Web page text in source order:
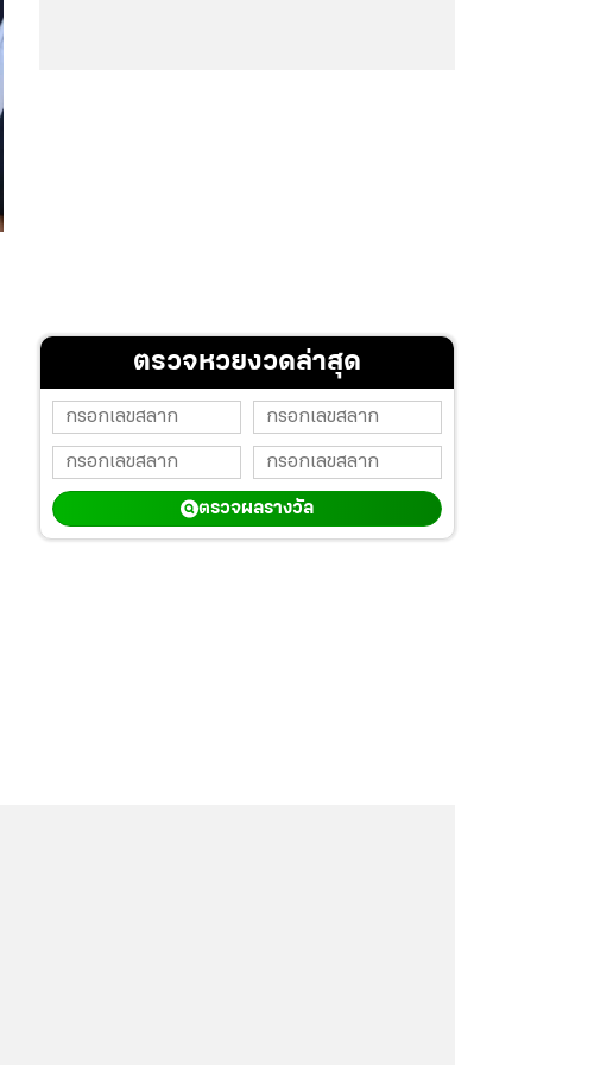
ตรวจหวยงวดล่าสุด
ตรวจผลรางวัล